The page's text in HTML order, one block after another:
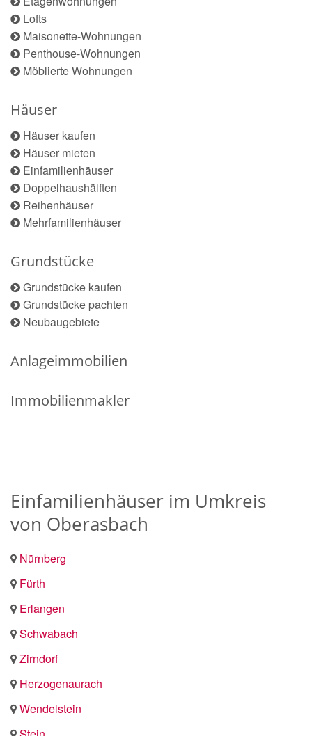
Lofts
Maisonette-Wohnungen
Penthouse-Wohnungen
Möblierte Wohnungen
Häuser
Häuser kaufen
Häuser mieten
Einfamilienhäuser
Doppelhaushälften
Reihenhäuser
Mehrfamilienhäuser
Grundstücke
Grundstücke kaufen
Grundstücke pachten
Neubaugebiete
Anlageimmobilien
Immobilienmakler
Einfamilienhäuser im Umkreis
von Oberasbach
Nürnberg
Fürth
Erlangen
Schwabach
Zirndorf
Herzogenaurach
Wendelstein